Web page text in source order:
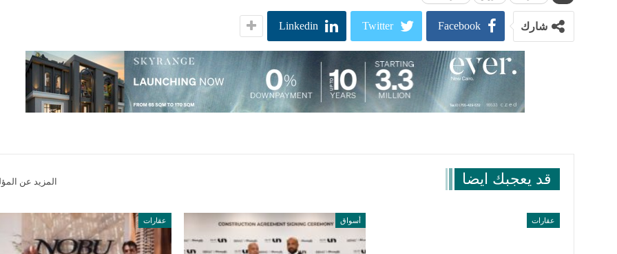
شارك Facebook
Twitter
Linkedin
قد يعجبك ايضا المزيد عن
عقارات أسواق عقارات